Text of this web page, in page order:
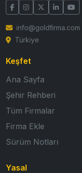
info@goldfirma.com
Türkiye
Keşfet
Ana Sayfa
Şehir Rehberi
Tüm Firmalar
Firma Ekle
Sürüm Notları
Yasal